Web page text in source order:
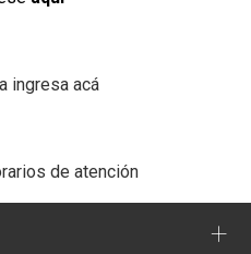
ingresa acá
de atención
+